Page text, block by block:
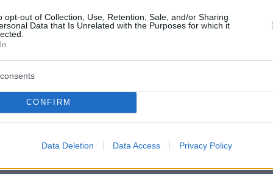
opt-out of Collection, Use, Retention, Sale, and/or Sharing
Data that Is Unrelated with the Purposes for which it
CONFIRM
Data Deletion Data Access Privacy Policy
συνολικού μήκους (21cm), με μήκος
ακατέργαστη ινδική κάνναβη, μη
ζυγιστεί.
τηλέφωνα.